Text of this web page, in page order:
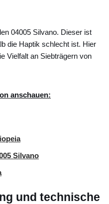
04005 Silvano. Dieser ist
die Haptik schlecht ist. Hier
Vielfalt an Siebträgern von
anschauen:
Silvano
und technische